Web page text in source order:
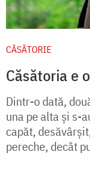
CĂSĂTORIE
Căsătoria e
Dintr-o dată,
una pe alta şi s-
capăt,
pereche, decât